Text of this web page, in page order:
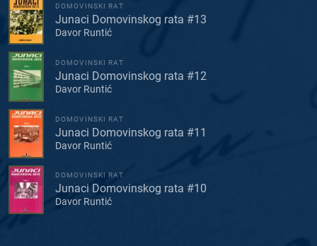
DOMOVINSKI RAT
Junaci Domovinskog rata #13
Davor Runtić
DOMOVINSKI RAT
Junaci Domovinskog rata #12
Davor Runtić
DOMOVINSKI RAT
Junaci Domovinskog rata #11
Davor Runtić
DOMOVINSKI RAT
Junaci Domovinskog rata #10
Davor Runtić